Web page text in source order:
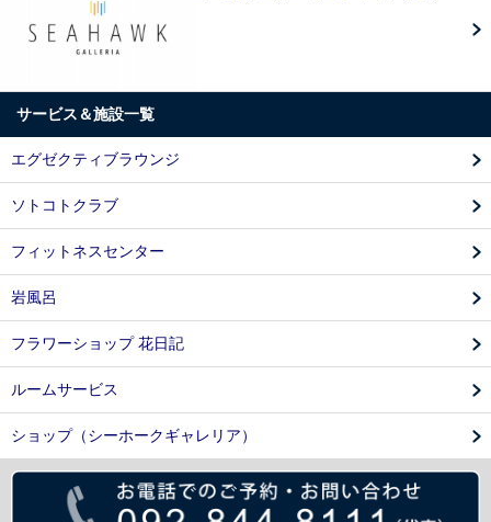
サービス＆施設一覧
エグゼクティブラウンジ
ソトコトクラブ
フィットネスセンター
岩風呂
フラワーショップ 花日記
ルームサービス
ショップ（シーホークギャレリア）